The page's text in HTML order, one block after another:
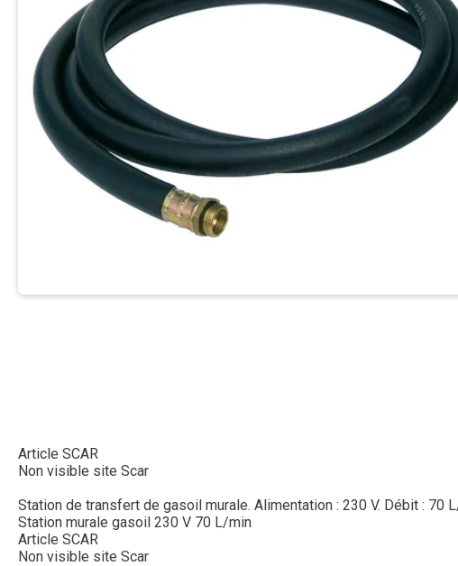
Article SCAR
Non visible site Scar
Station de transfert de gasoil murale. Alimentation : 230 V. Débit : 70
Station murale gasoil 230 V 70 L/min
Article SCAR
Non visible site Scar